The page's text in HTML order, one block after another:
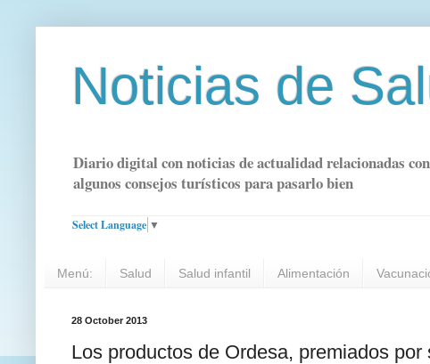
Noticias de
Diario digital con noticias de actualidad relacionadas
algunos consejos turísticos para pasarlo bien
Select Language ▼
Menú: Salud Salud infantil Alimentación
28 October 2013
Los productos de Ordesa, premiados